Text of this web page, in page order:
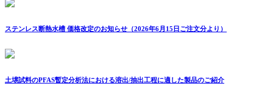
ステンレス断熱水槽 価格改定のお知らせ（2026年6月15日ご注文分より）
土壌試料のPFAS暫定分析法における溶出/抽出工程に適した製品のご紹介